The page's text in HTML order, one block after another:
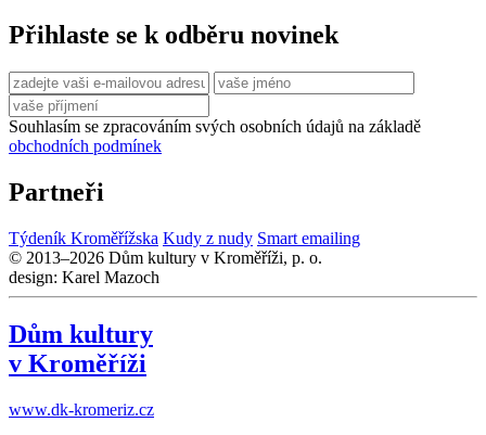
Přihlaste se k odběru novinek
Souhlasím se zpracováním svých osobních údajů na základě
obchodních podmínek
Partneři
Týdeník Kroměřížska Kudy z nudy Smart emailing
© 2013–2026 Dům kultury v Kroměříži, p. o.
design: Karel Mazoch
Dům kultury
v Kroměříži
www.dk-kromeriz.cz